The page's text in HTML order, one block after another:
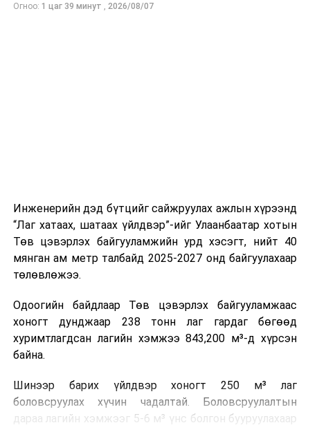
Огноо: 1 цаг 39 минут 2026/08/07
Инженерийн дэд бүтцийг сайжруулах ажлын хүрээнд
“Лаг хатаах, шатаах үйлдвэр”-ийг Улаанбаатар хотын
Төв цэвэрлэх байгууламжийн урд хэсэгт, нийт 40
мянган ам метр талбайд 2025-2027 онд байгуулахаар
төлөвлөжээ.
Одоогийн байдлаар Төв цэвэрлэх байгууламжаас
хоногт дунджаар 238 тонн лаг гардаг бөгөөд
хуримтлагдсан лагийн хэмжээ 843,200 м³-д хүрсэн
байна.
Шинээр барих үйлдвэр хоногт 250 м³ лаг
боловсруулах хүчин чадалтай. Боловсруулалтын
дараа лагийн хэмжээг 5-6 м³ үнс болгон бууруулахаар